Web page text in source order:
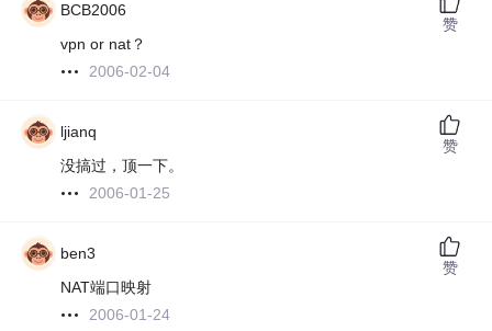
BCB2006
vpn or nat？
2006-02-04
赞
ljianq
没搞过，顶一下。
2006-01-25
赞
ben3
NAT端口映射
2006-01-24
赞